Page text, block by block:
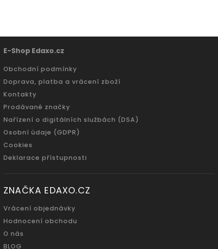
E-Shop Edaxo.cz
Obchodní podmínky
Doprava, platba a vrácení zboží
Kontakty
Prodávané značky
Nařízení o digitálních službách (DSA)
Osobní údaje (GDPR)
Cookies
Deklarace přístupnosti
ZNAČKA EDAXO.CZ
Vrácení objednávky
Hodnocení obchodu
O nás
BLOG